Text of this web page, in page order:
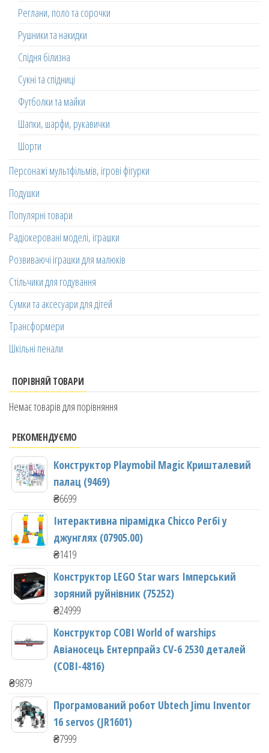
Реглани, поло та сорочки
Рушники та накидки
Спідня білизна
Сукні та спідниці
Футболки та майки
Шапки, шарфи, рукавички
Шорти
Персонажі мультфільмів, ігрові фігурки
Подушки
Популярні товари
Радіокеровані моделі, іграшки
Розвиваючі іграшки для малюків
Стільчики для годування
Сумки та аксесуари для дітей
Трансформери
Шкільні пенали
ПОРІВНЯЙ ТОВАРИ
Немає товарів для порівняння
РЕКОМЕНДУЄМО
Конструктор Playmobil Magic Кришталевий
палац (9469)
₴6699
Інтерактивна пірамідка Chicco Регбі у
джунглях (07905.00)
₴1419
Конструктор LEGO Star wars Імперський
зоряний руйнівник (75252)
₴24999
Конструктор COBI World of warships
Авіаносець Ентерпрайз CV-6 2530 деталей
(COBI-4816)
₴9879
Програмований робот Ubtech Jimu Inventor
16 servos (JR1601)
₴7999